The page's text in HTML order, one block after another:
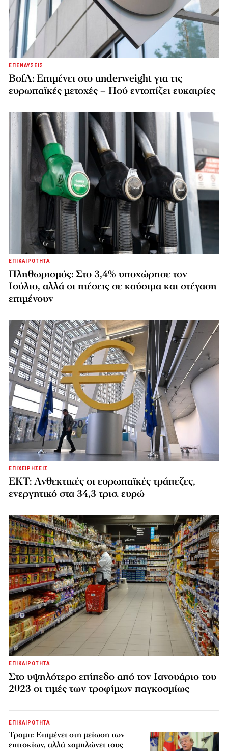
ΕΠΕΝΔΥΣΕΙΣ
BofA: Επιμένει στο underweight για τις
ευρωπαϊκές μετοχές – Πού εντοπίζει ευκαιρίες
ΕΠΙΚΑΙΡΟΤΗΤΑ
Πληθωρισμός: Στο 3,4% υποχώρησε τον
Ιούλιο, αλλά οι πιέσεις σε καύσιμα και στέγαση
επιμένουν
ΕΠΙΧΕΙΡΗΣΕΙΣ
ΕΚΤ: Ανθεκτικές οι ευρωπαϊκές τράπεζες,
ενεργητικό στα 34,3 τρισ. ευρώ
ΕΠΙΚΑΙΡΟΤΗΤΑ
Στο υψηλότερο επίπεδο από τον Ιανουάριο του
2023 οι τιμές των τροφίμων παγκοσμίως
ΕΠΙΚΑΙΡΟΤΗΤΑ
Τραμπ: Επιμένει στη μείωση των
επιτοκίων, αλλά χαμηλώνει τους